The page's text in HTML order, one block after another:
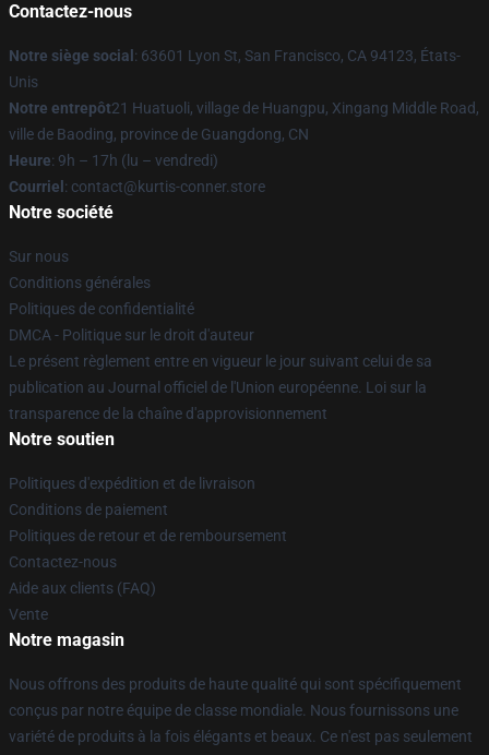
Contactez-nous
Notre siège social : 63601 Lyon St, San Francisco, CA 94123, États-
Unis
Notre entrepôt21 Huatuoli, village de Huangpu, Xingang Middle Road,
ville de Baoding, province de Guangdong, CN
Heure: 9h – 17h (lu – vendredi)
Courriel : contact@kurtis-conner.store
Notre société
Sur nous
Conditions générales
Politiques de confidentialité
DMCA - Politique sur le droit d'auteur
Le présent règlement entre en vigueur le jour suivant celui de sa
publication au Journal officiel de l'Union européenne. Loi sur la
transparence de la chaîne d'approvisionnement
Notre soutien
Politiques d'expédition et de livraison
Conditions de paiement
Politiques de retour et de remboursement
Contactez-nous
Aide aux clients (FAQ)
Vente
Notre magasin
Nous offrons des produits de haute qualité qui sont spécifiquement
conçus par notre équipe de classe mondiale. Nous fournissons une
variété de produits à la fois élégants et beaux. Ce n'est pas seulement